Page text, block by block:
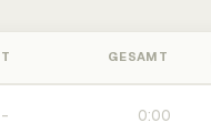
GESAMT
0:00